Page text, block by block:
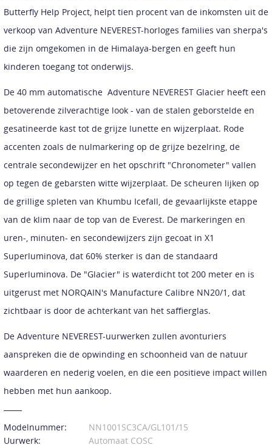
Butterfly Help Project, helpt tien procent van de inkomsten uit de
verkoop van Adventure NEVEREST-horloges families van sherpa's
die zijn omgekomen in de Himalaya-bergen en geeft hun
kinderen toegang tot onderwijs.
De 40 mm automatische Adventure NEVEREST Glacier heeft een
betoverende zilverachtige look - van de stalen geborstelde en
gesatineerde kast tot de grijze lunette en wijzerplaat. Rode
accenten zoals de nulmarkering op de grijze bezelring, de
centrale secondewijzer en het opschrift "Chronometer" vallen
op tegen de gebarsten witte wijzerplaat. De scheuren lijken op
de grillige spleten van Khumbu Icefall, de gevaarlijkste etappe
van de klim naar de top van de Everest. De markeringen en
uren-, minuten- en secondewijzers zijn gecoat in X1
Superluminova, dat 60% sterker is dan de standaard
Superluminova. De "Glacier" is waterdicht tot 200 meter en is
uitgerust met NORQAIN's Manufacture Calibre NN20/1, dat
zichtbaar is door de achterkant van het saffierglas.
De Adventure NEVEREST-uurwerken zullen avonturiers
aanspreken die de opwinding en schoonheid van de natuur
waarderen en nederig voelen, en die een positieve impact willen
hebben met hun aankoop.
Modelnummer:
NN1001SC3CA/GL101/15
Uurwerk:
Automaat COSC